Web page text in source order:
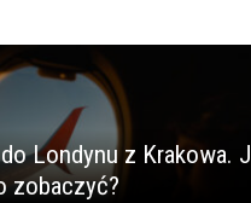
Londynu z Krakowa.
zobaczyć?